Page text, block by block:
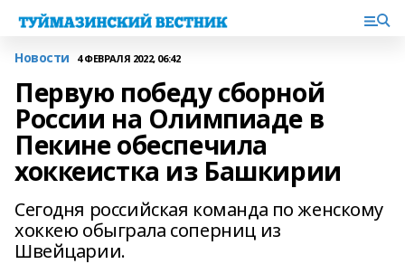
Новости 4 ФЕВРАЛЯ 2022, 06:42
Первую победу сборной
России на Олимпиаде в
Пекине обеспечила
хоккеистка из Башкирии
Сегодня российская команда по женскому
хоккею обыграла соперниц из
Швейцарии.